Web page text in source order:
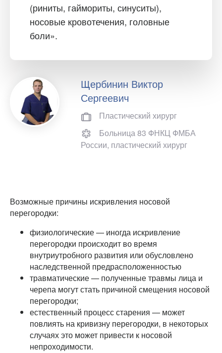
(риниты, гаймориты, синуситы),
носовые кровотечения, головные
боли».
Щербинин Виктор
Сергеевич
Пластический хирург
Больница 83 ФНКЦ ФМБА
России, пластический хирург
Возможные причины искривления носовой
перегородки:
физиологические — иногда искривление
перегородки происходит во время
внутриутробного развития или обусловлено
наследственной предрасположенностью
травматические — полученные травмы лица и
черепа могут стать причиной смещения носовой
перегородки;
естественный процесс старения — может
повлиять на кривизну перегородки, в некоторых
случаях это может привести к носовой
непроходимости.